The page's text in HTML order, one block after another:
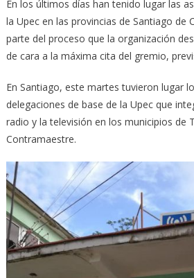
En los últimos días han tenido lugar las
la Upec en las provincias de Santiago de
parte del proceso que la organización
de cara a la máxima cita del gremio,
En Santiago, este martes tuvieron lugar
delegaciones de base de la Upec que
radio y la televisión en los municipios de
Contramaestre.